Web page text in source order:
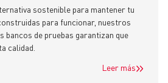
sostenible para mantener tu
para funcionar, nuestros
bancos de pruebas garantizan que
calidad.
Leer más